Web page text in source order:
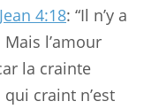
4:18: “Il n’y a
l’amour
la crainte
craint n’est